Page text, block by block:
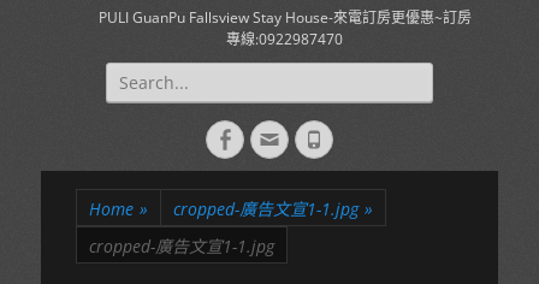
PULI GuanPu Fallsview Stay House-來電訂房更優惠~訂房
專線:0922987470
Search
for:
Facebook
EmailPhone
Home » cropped-廣告文宣1-1.jpg »
cropped-廣告文宣1-1.jpg